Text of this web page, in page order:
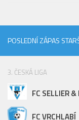
Vzkazy
POSLEDNÍ ZÁPAS
3. ČESKÁ LIGA
FC SELLIER
FC VRCHLABÍ